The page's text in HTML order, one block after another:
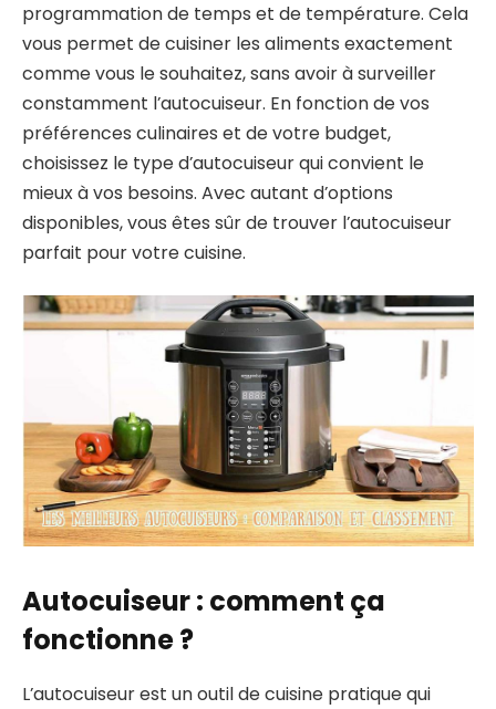
programmation de temps et de température. Cela
vous permet de cuisiner les aliments exactement
comme vous le souhaitez, sans avoir à surveiller
constamment l’autocuiseur. En fonction de vos
préférences culinaires et de votre budget,
choisissez le type d’autocuiseur qui convient le
mieux à vos besoins. Avec autant d’options
disponibles, vous êtes sûr de trouver l’autocuiseur
parfait pour votre cuisine.
Autocuiseur : comment ça
fonctionne ?
L’autocuiseur est un outil de cuisine pratique qui